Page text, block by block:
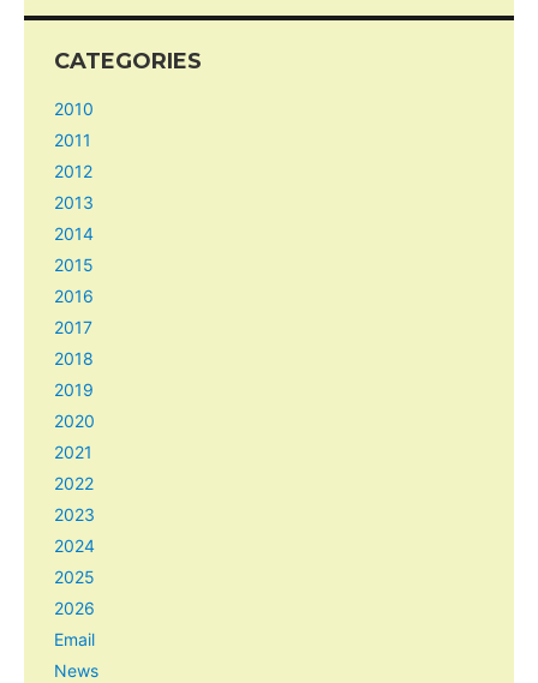
CATEGORIES
2010
2011
2012
2013
2014
2015
2016
2017
2018
2019
2020
2021
2022
2023
2024
2025
2026
Email
News